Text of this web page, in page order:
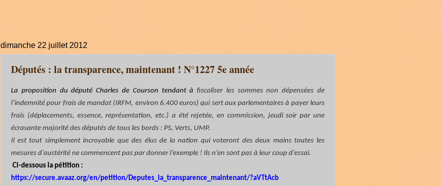
dimanche 22 juillet 2012
Députés : la transparence, maintenant ! N°1227 5e année
La proposition du député Charles de Courson tendant àfiscaliser les sommes non dépensées de
l’indemnité pour frais de mandat (IRFM, environ 6.400 euros) qui sert aux parlementaires à payer leurs
frais (déplacements, essence, représentation, etc.) a été rejetée, en commission, jeudi soir par une
écrasante majorité des députés de tous les bords : PS, Verts, UMP.
Il est tout simplement incroyable que des élus de la nation qui voteront des deux mains toutes les
mesures d’austérité ne commencent pas par donner l’exemple ! Ils n’en sont pas à leur coup d’essai.
Ci-dessous la pétition :
https://secure.avaaz.org/en/petition/Deputes_la_transparence_maintenant/?aVTtAcb